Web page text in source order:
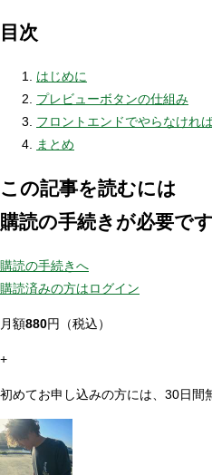
目次
はじめに
プレビューボタンの仕組み
フロントエンドでやらなけれ
まとめ
この記事を読むには
購読の手続きが必要です
購読の手続きへ
購読済みの方はログイン
月額880円（税込）
+
初めてお申し込みの方には、30日間